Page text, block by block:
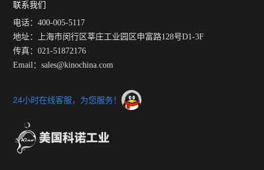
联系我们
电话：400-005-5117
地址：上海市闵行区莘庄工业园区申富路128号D1-3F
传真：021-51872176
Email：sales@kinochina.com
24小时在线客服，为您服务！